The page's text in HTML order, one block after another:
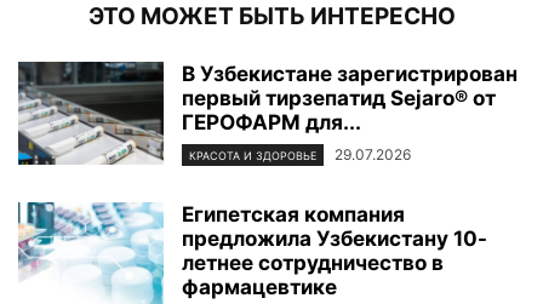
ЭТО МОЖЕТ БЫТЬ ИНТЕРЕСНО
В Узбекистане зарегистрирован
первый тирзепатид Sejaro® от
ГЕРОФАРМ для...
КРАСОТА И ЗДОРОВЬЕ 29.07.2026
Египетская компания
предложила Узбекистану 10-
летнее сотрудничество в
фармацевтике